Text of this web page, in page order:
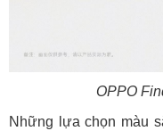
OPPO
Những lựa chọn màu